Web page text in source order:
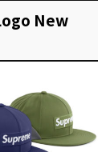
New